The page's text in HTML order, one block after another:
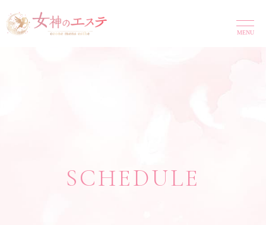
MENU
SCHEDULE